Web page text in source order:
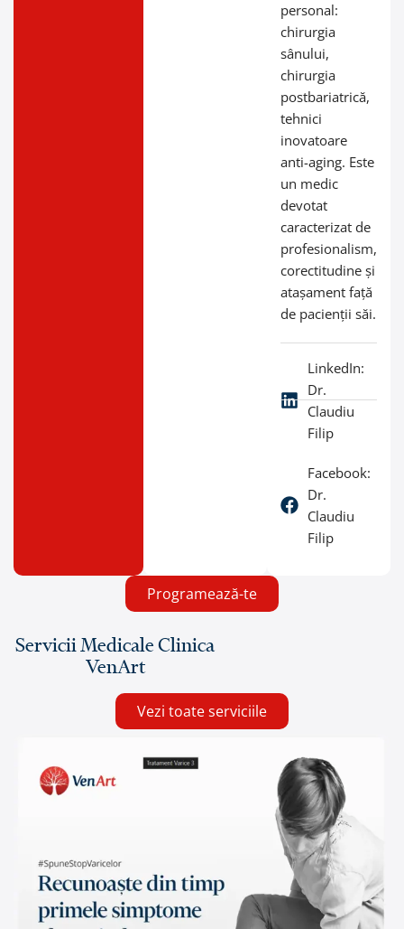
personal:
chirurgia
sânului,
chirurgia
postbariatrică,
tehnici
inovatoare
anti-aging. Este
un medic
devotat
caracterizat de
profesionalism,
corectitudine și
atașament față
de pacienții săi.
LinkedIn:
Dr.
Claudiu
Filip
Facebook:
Dr.
Claudiu
Filip
Programează-te
Servicii Medicale Clinica
VenArt
Vezi toate serviciile